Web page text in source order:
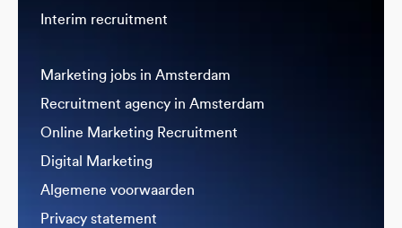
Interim recruitment
Marketing jobs in Amsterdam
Recruitment agency in Amsterdam
Online Marketing Recruitment
Digital Marketing
Algemene voorwaarden
Privacy statement